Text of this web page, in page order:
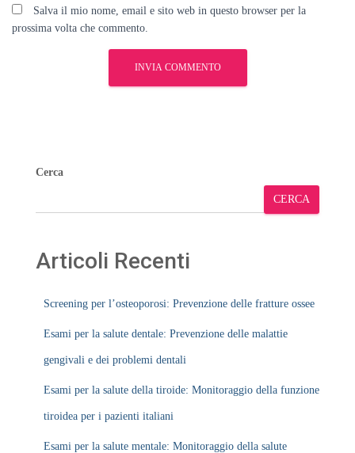
Salva il mio nome, email e sito web in questo browser per la
prossima volta che commento.
Cerca
CERCA
Articoli Recenti
Screening per l’osteoporosi: Prevenzione delle fratture ossee
Esami per la salute dentale: Prevenzione delle malattie
gengivali e dei problemi dentali
Esami per la salute della tiroide: Monitoraggio della funzione
tiroidea per i pazienti italiani
Esami per la salute mentale: Monitoraggio della salute